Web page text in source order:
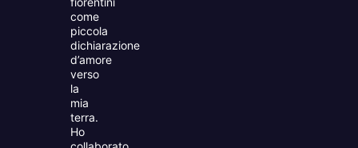
come
piccola
dichiarazione
d’amore
verso
la
mia
terra.
Ho